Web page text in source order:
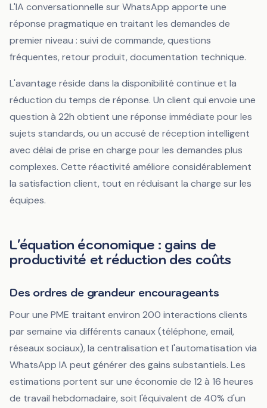
L'IA conversationnelle sur WhatsApp apporte une
réponse pragmatique en traitant les demandes de
premier niveau : suivi de commande, questions
fréquentes, retour produit, documentation technique.
L'avantage réside dans la disponibilité continue et la
réduction du temps de réponse. Un client qui envoie une
question à 22h obtient une réponse immédiate pour les
sujets standards, ou un accusé de réception intelligent
avec délai de prise en charge pour les demandes plus
complexes. Cette réactivité améliore considérablement
la satisfaction client, tout en réduisant la charge sur les
équipes.
L'équation économique : gains de
productivité et réduction des coûts
Des ordres de grandeur encourageants
Pour une PME traitant environ 200 interactions clients
par semaine via différents canaux (téléphone, email,
réseaux sociaux), la centralisation et l'automatisation via
WhatsApp IA peut générer des gains substantiels. Les
estimations portent sur une économie de 12 à 16 heures
de travail hebdomadaire, soit l'équivalent de 40% d'un